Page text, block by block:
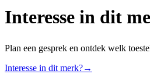
Interesse in dit
Plan een gesprek en ontdek welk
Interesse in dit merk?→